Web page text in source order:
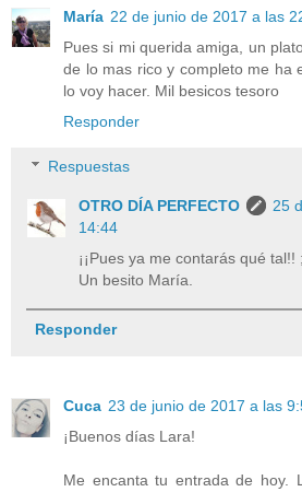
María 22 de junio de 2017 a las
Pues si mi querida amiga, un
de lo mas rico y completo me ha
lo voy hacer. Mil besicos tesoro
Responder
Respuestas
OTRO DÍA PERFECTO
25
14:44
¡¡Pues ya me contarás qué tal!!
Un besito María.
Responder
Cuca 23 de junio de 2017 a las
¡Buenos días Lara!
Me encanta tu entrada de hoy.